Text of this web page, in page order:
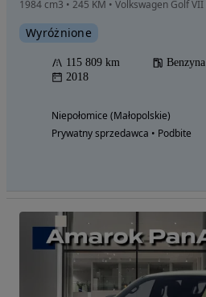
Wyróżnione
115 809 km Benzyna
2018
Niepołomice (Małopolskie)
Prywatny sprzedawca • Podbite